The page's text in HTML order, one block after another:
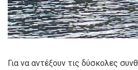
Για να αντέξουν τις δύσκολες